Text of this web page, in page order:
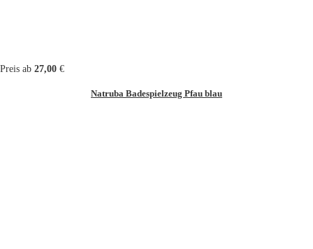
Preis ab 27,00 €
Natruba Badespielzeug Pfau blau